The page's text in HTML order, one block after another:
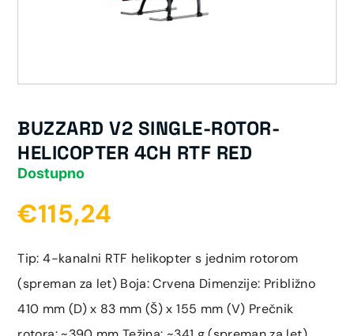
BUZZARD V2 SINGLE-ROTOR-
HELICOPTER 4CH RTF RED
Dostupno
€115,24
Tip: 4-kanalni RTF helikopter s jednim rotorom
(spreman za let) Boja: Crvena Dimenzije: Približno
410 mm (D) x 83 mm (Š) x 155 mm (V) Prečnik